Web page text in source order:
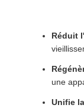
Réduit
une
Unifie